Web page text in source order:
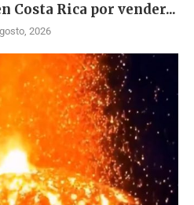
Costa Rica por vender...
2026